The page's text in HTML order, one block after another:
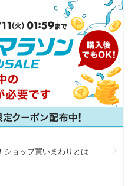
ショップ買いまわりとは